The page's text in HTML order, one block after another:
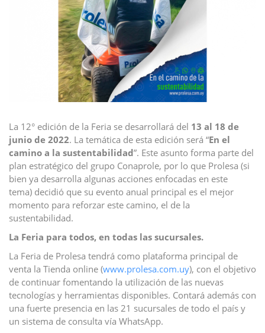
La 12° edición de la Feria se desarrollará del 13 al 18 de
junio de 2022. La temática de esta edición será “En el
camino a la sustentabilidad”. Este asunto forma parte del
plan estratégico del grupo Conaprole, por lo que Prolesa (si
bien ya desarrolla algunas acciones enfocadas en este
tema) decidió que su evento anual principal es el mejor
momento para reforzar este camino, el de la
sustentabilidad.
La Feria para todos, en todas las sucursales.
La Feria de Prolesa tendrá como plataforma principal de
venta la Tienda online (www.prolesa.com.uy), con el objetivo
de continuar fomentando la utilización de las nuevas
tecnologías y herramientas disponibles. Contará además con
una fuerte presencia en las 21 sucursales de todo el país y
un sistema de consulta vía WhatsApp.